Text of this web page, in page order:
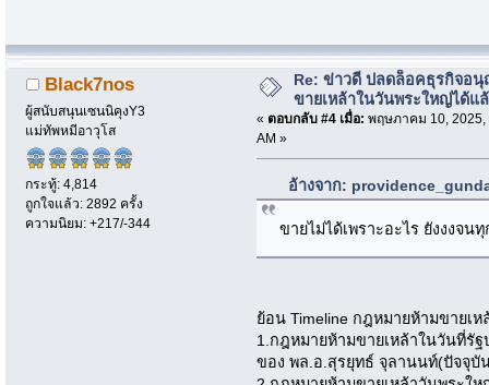
Black7nos
ผู้สนับสนุนเซนนิคุงY3
แม่ทัพหมีอาวุโส
กระทู้: 4,814
ถูกใจแล้ว: 2892 ครั้ง
ความนิยม: +217/-344
Re: ข่าวดี ปลดล็อคธุรกิจอนุ
ขายเหล้าในวันพระใหญ่ได้แ
« ตอบกลับ #4 เมื่อ: พฤษภาคม 10, 2025,
AM »
อ้างจาก:
ขายไม่ได้เพราะอะไร ยังงงจน
ย้อน Timeline กฎหมายห้ามขายเ
1.กฎหมายห้ามขายเหล้าในวันที่รั
ของ พล.อ.สุรยุทธ์ จุลานนท์(ปัจจุบั